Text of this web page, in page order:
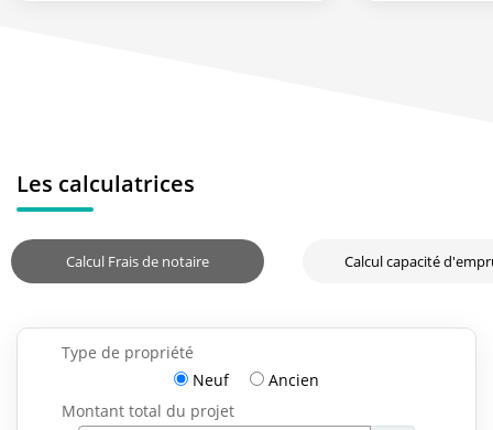
Les calculatrices
Calcul Frais de notaire Calcul capacité